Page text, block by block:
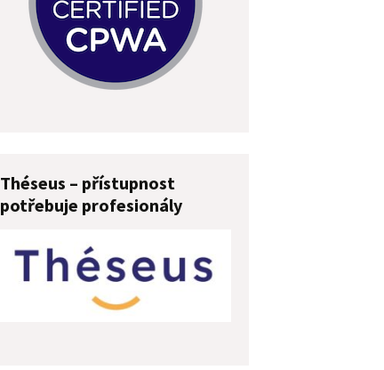
Théseus – přístupnost
potřebuje profesionály